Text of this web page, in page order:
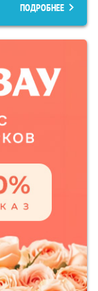
ПОДРОБНЕЕ